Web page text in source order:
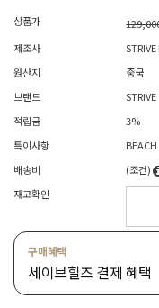
상품가
제조사
원산지
중국
브랜드
STRIVE
적립금
3%
특이사항
BEACH
배송비
(조건)
재고확인
구매혜택
세이브힐즈 결제 혜택